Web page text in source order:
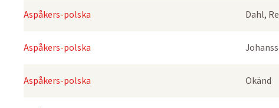
Aspåkers-polska Dahl,
Aspåkers-polska
Aspåkers-polska Okänd